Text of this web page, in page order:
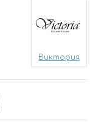
Виктория